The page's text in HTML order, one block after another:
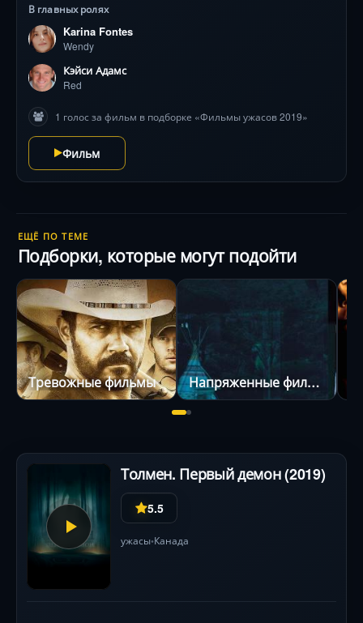
кто-то наблюдает за ней. Карина Фонтес мастерски
передаёт нарастающий ужас обычного человека в
экстремальной ситуации, а режиссёр Роксанна
Бенжамин держит зрителя в напряжении через
потрясающие горные пейзажи, ставшие ловушкой.
и паранойей.
В главных ролях
Karina Fontes
Wendy
Кэйси Адамс
Red
1 голос за фильм в подборке «Фильмы ужасов 2019»
Фильм
ЕЩЁ ПО ТЕМЕ
Подборки, которые могут подойти
Тревожные фильмы Напряженные фильмы
Толмен. Первый демон (2019)
5.5
ужасы•Канада